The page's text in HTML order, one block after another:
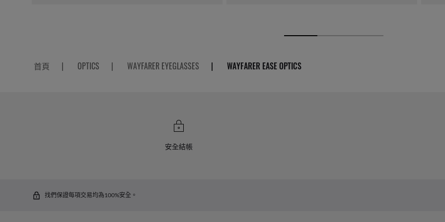
首頁 | OPTICS | WAYFARER EYEGLASSES | WAYFARER EASE OPTICS
安全結帳
找們保證每項交易均為100%安全。